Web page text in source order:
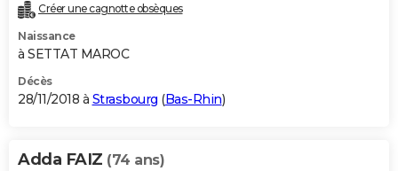
Créer une cagnotte obsèques
Naissance
à SETTAT MAROC
Décès
28/11/2018 à Strasbourg (Bas-Rhin)
Adda FAIZ (74 ans)